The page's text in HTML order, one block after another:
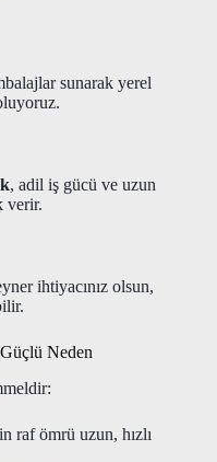
sunarak yerel
, adil iş gücü ve uzun
verir.
ihtiyacınız olsun,
Neden
raf ömrü uzun, hızlı